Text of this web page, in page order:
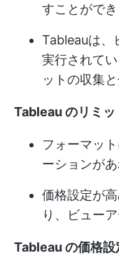
すことができ
Tableauは、
実行されて
ットの収集
Tableau のリミッ
フォーマッ
ーションが
価格設定が
り、ビュー
Tableau の価格設